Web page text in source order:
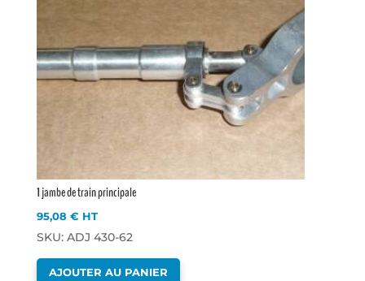
1 jambe de train principale
95,08€ HT
SKU: ADJ 430-62
AJOUTER AU PANIER